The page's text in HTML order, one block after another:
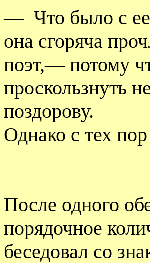
— Что было с
она сгоряча
поэт,— потому
проскользнуть
поздорову.
Однако с тех
После одного
порядочное
беседовал со